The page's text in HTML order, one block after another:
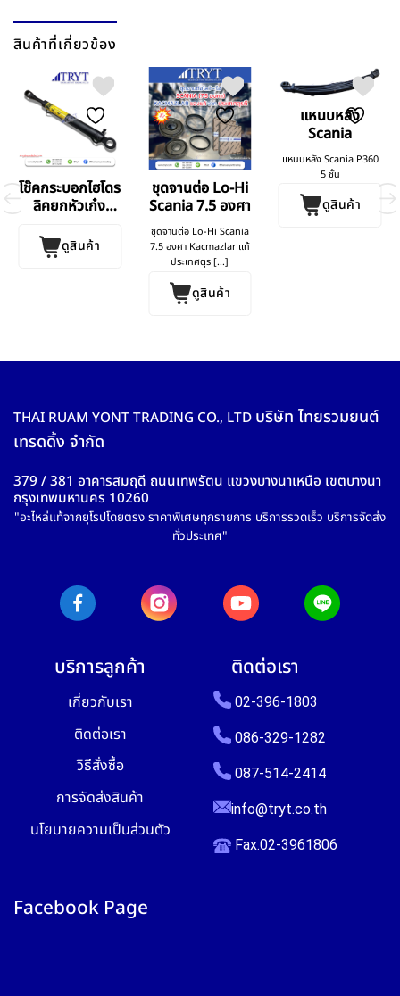
สินค้าที่เกี่ยวข้อง
โช๊คกระบอกไฮโดร
ลิคยกหัวเก๋ง
ดูสินค้า
ชุดจานต่อ Lo-Hi
Scania 7.5 องศา
ชุดจานต่อ Lo-Hi Scania
7.5 องศา Kacmazlar แท้
ประเทศตุร [...]
ดูสินค้า
แหนบหลัง
Scania
แหนบหลัง Scania P360
5 ชั้น
ดูสินค้า
THAI RUAM YONT TRADING CO., LTD บริษัท ไทยรวมยนต์
เทรดดิ้ง จำกัด
379 / 381 อาคารสมฤดี ถนนเทพรัตน แขวงบางนาเหนือ เขตบางนา
กรุงเทพมหานคร 10260
"อะไหล่แท้จากยุโรปโดยตรง ราคาพิเศษทุกรายการ บริการรวดเร็ว บริการจัดส่ง
ทั่วประเทศ"
บริการลูกค้า
เกี่ยวกับเรา
ติดต่อเรา
วิธีสั่งซื้อ
การจัดส่งสินค้า
นโยบายความเป็นส่วนตัว
ติดต่อเรา
02-396-1803
086-329-1282
087-514-2414
info@tryt.co.th
Fax.02-3961806
Facebook Page